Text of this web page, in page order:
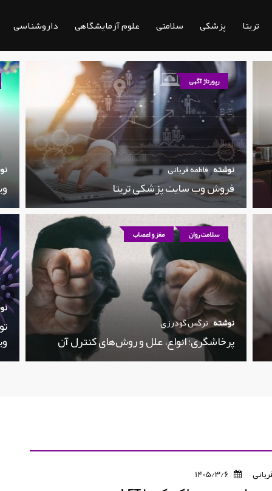
تریتا پزشکی سلامتی علوم آزمایشگاهی داروشناسی
رپورتاژ آگهی
نوشته فاطمه قربانی
فروش وب سایت پزشکی تریتا
سلامت روان مغز و اعصاب
نوشته نرگس گودرزی
پرخاشگری؛ انواع، علل و روش‌های کنترل آن
1405/3/6